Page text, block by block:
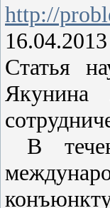
http://
16.04.2013
Статья
Якунина
В